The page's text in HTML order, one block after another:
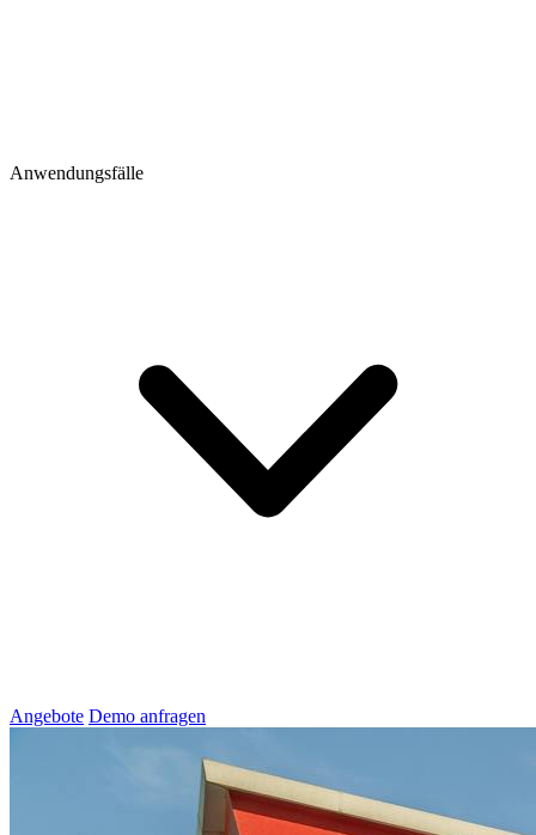
Anwendungsfälle
Angebote Demo anfragen